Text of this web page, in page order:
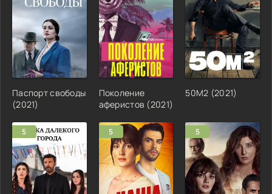
Паспорт свободы
(2021)
Поколение
аферистов (2021)
50M2 (2021)
5 5 5